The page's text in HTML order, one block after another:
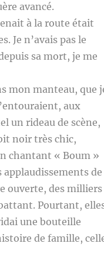
avancé.
à la route était
Je n’avais pas le
sa mort, je me
mon manteau, que
aux
un rideau de scène,
noir très chic,
chantant « Boum »
applaudissements de
ouverte, des milliers
Pourtant,
une bouteille
de famille,